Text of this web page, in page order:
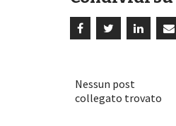
Nessun post
collegato trovato